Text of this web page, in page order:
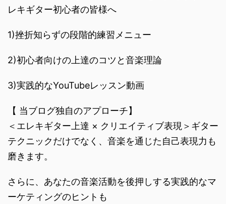
レキギター初心者の皆様へ
1)挫折知らずの段階的練習メニュー
2)初心者向けの上達のコツと音楽理論
3)実践的なYouTubeレッスン動画
【 当ブログ独自のアプローチ】
＜エレキギター上達 × クリエイティブ表現＞ギター
テクニックだけでなく、音楽を通じた自己表現力も
磨きます。
さらに、あなたの音楽活動を後押しする実践的なマ
ーケティングのヒントも